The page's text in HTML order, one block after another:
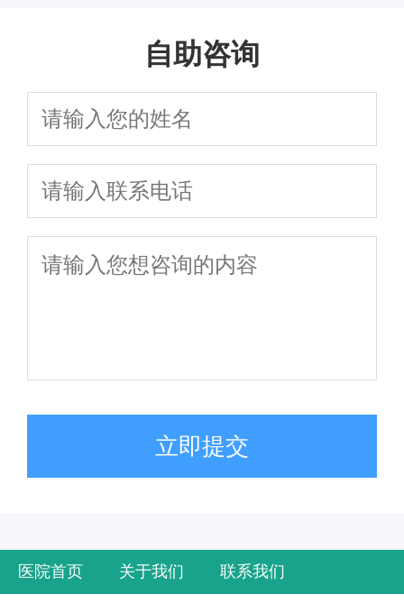
自助咨询
立即提交
医院首页 关于我们 联系我们